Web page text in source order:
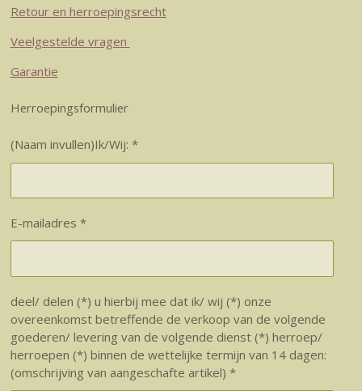
Retour en herroepingsrecht
Veelgestelde vragen
Garantie
Herroepingsformulier
(Naam invullen)Ik/Wij: *
E-mailadres *
deel/ delen (*) u hierbij mee dat ik/ wij (*) onze
overeenkomst betreffende de verkoop van de volgende
goederen/ levering van de volgende dienst (*) herroep/
herroepen (*) binnen de wettelijke termijn van 14 dagen:
(omschrijving van aangeschafte artikel) *